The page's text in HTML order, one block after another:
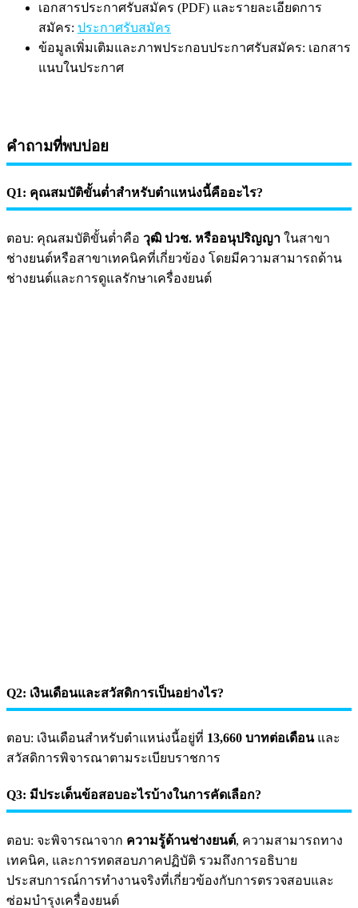
เอกสารประกาศรับสมัคร (PDF) และรายละเอียดการ
สมัคร: ประกาศรับสมัคร
ข้อมูลเพิ่มเติมและภาพประกอบประกาศรับสมัคร: เอกสาร
แนบในประกาศ
คำถามที่พบบ่อย
Q1: คุณสมบัติขั้นต่ำสำหรับตำแหน่งนี้คืออะไร?
ตอบ: คุณสมบัติขั้นต่ำคือ วุฒิ ปวช. หรืออนุปริญญา ในสาขา
ช่างยนต์หรือสาขาเทคนิคที่เกี่ยวข้อง โดยมีความสามารถด้าน
ช่างยนต์และการดูแลรักษาเครื่องยนต์
Q2: เงินเดือนและสวัสดิการเป็นอย่างไร?
ตอบ: เงินเดือนสำหรับตำแหน่งนี้อยู่ที่ 13,660 บาทต่อเดือนและ
สวัสดิการพิจารณาตามระเบียบราชการ
Q3: มีประเด็นข้อสอบอะไรบ้างในการคัดเลือก?
ตอบ: จะพิจารณาจาก ความรู้ด้านช่างยนต์, ความสามารถทาง
เทคนิค, และการทดสอบภาคปฏิบัติ รวมถึงการอธิบาย
ประสบการณ์การทำงานจริงที่เกี่ยวข้องกับการตรวจสอบและ
ซ่อมบำรุงเครื่องยนต์